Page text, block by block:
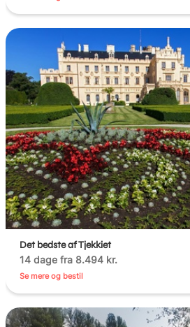
Det bedste af Tjekkiet
14 dage fra 8.494 kr.
Se mere og bestil